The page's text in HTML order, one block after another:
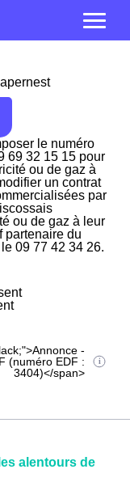
le numéro
69 32 15 15 pour
ou de gaz à
un contrat
par
ou de gaz à leur
partenaire du
09 77 42 34 26.
-
(numéro EDF :
3404)</span>
alentours de